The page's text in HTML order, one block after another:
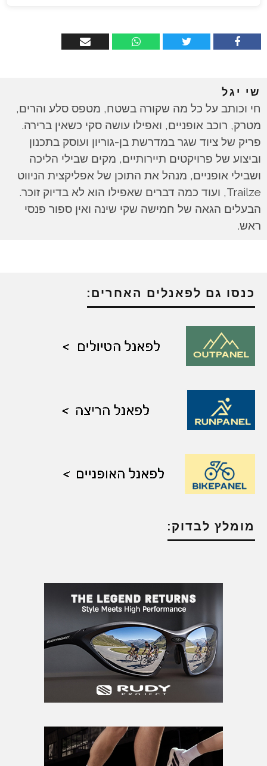
שי יגל
חי וכותב על כל מה שקורה בשטח, מטפס סלע והרים,
מטרק, רוכב אופניים, ואפילו עושה סקי כשאין ברירה.
פריק של ציוד שגר במדרשת בן-גוריון ועוסק בתכנון
וביצוע של פרויקטים תיירותיים, מקים שבילי הליכה
ושבילי אופניים, מנהל את התוכן של אפליקצית הניווט
Trailze, ועוד כמה דברים שאפילו הוא לא בדיוק זוכר.
הבעלים הגאה של חמישה שקי שינה ואין ספור פנסי
ראש.
כנסו גם לפאנלים האחרים:
מומלץ לבדוק: